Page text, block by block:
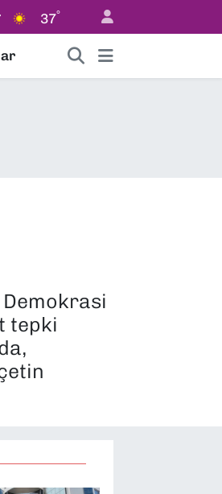
37°
Demokrasi
tepki